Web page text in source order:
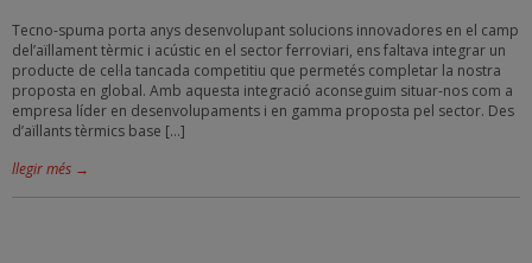
Tecno-spuma porta anys desenvolupant solucions innovadores en el camp
del’aïllament tèrmic i acústic en el sector ferroviari, ens faltava integrar un
producte de cel·la tancada competitiu que permetés completar la nostra
proposta en global. Amb aquesta integració aconseguim situar-nos com a
empresa líder en desenvolupaments i en gamma proposta pel sector. Des
d’aïllants tèrmics base […]
llegir més →